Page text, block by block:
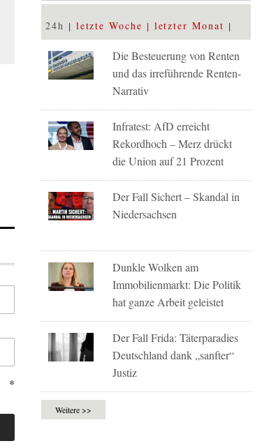
24h letzte Woche letzter Monat
Die Besteuerung von Renten
und das irreführende Renten-
Narrativ
Infratest: AfD erreicht
Rekordhoch – Merz drückt
die Union auf 21 Prozent
Der Fall Sichert – Skandal in
Niedersachsen
Dunkle Wolken am
Immobilienmarkt: Die Politik
hat ganze Arbeit geleistet
Der Fall Frida: Täterparadies
Deutschland dank „sanfter“
Justiz
Weitere >>